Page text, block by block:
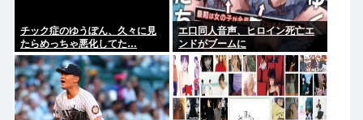
チック症のゆうぽん、久々に見
たらめっちゃ悪化してた…
エ口同人音声、ヒロイン死亡エ
ンドがブームに